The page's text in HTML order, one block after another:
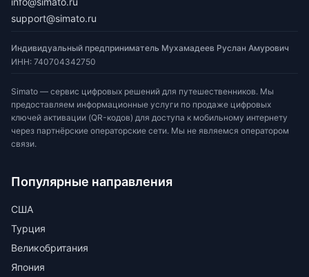
support@simato.ru
Индивидуальный предприниматель Мухамадеев Руслан Амурович
ИНН: 740704342750
Simato — сервис цифровых решений для путешественников. Мы
предоставляем информационные услуги по продаже цифровых
ключей активации (QR-кодов) для доступа к мобильному интернету
через партнёрские операторские сети. Мы не являемся оператором
связи.
Популярные направления
США
Турция
Великобритания
Япония